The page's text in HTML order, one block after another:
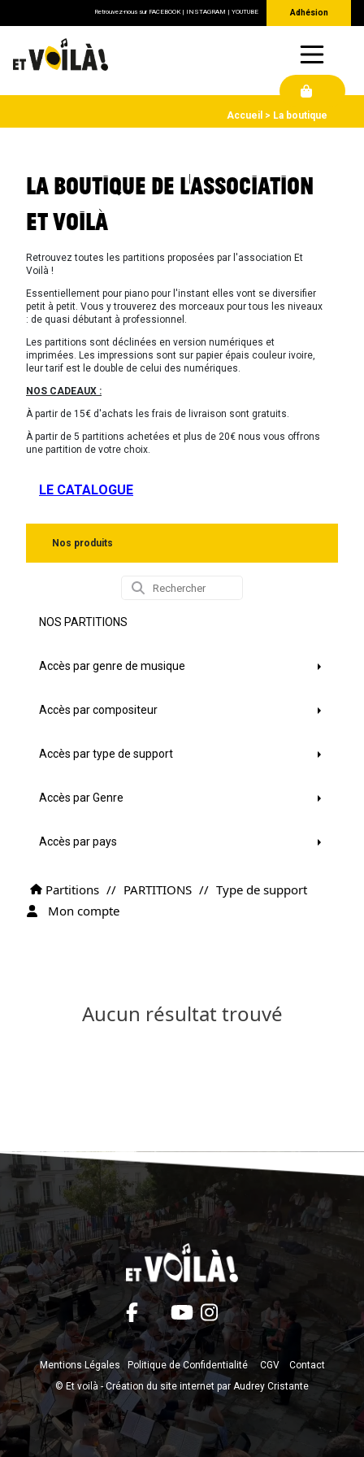
Retrouvez-nous sur FACEBOOK| INSTAGRAM | YOUTUBE Adhésion
Accueil La boutique
LA BOUTIQUE DE L'ASSOCIATION
ET VOILÀ
Retrouvez toutes les partitions proposées par l'association Et
Voilà !
Essentiellement pour piano pour l'instant elles vont se diversifier
petit à petit. Vous y trouverez des morceaux pour tous les niveaux
: de quasi débutant à professionnel.
Les partitions sont déclinées en version numériques et
imprimées. Les impressions sont sur papier épais couleur ivoire,
leur tarif est le double de celui des numériques.
NOS CADEAUX :
À partir de 15€ d'achats les frais de livraison sont gratuits.
À partir de 5 partitions achetées et plus de 20€ nous vous offrons
une partition de votre choix.
LE CATALOGUE
Nos produits
NOS PARTITIONS
Accès par genre de musique
Accès par compositeur
Accès par type de support
Accès par Genre
Accès par pays
Partitions // PARTITIONS // Type de support
Mon compte
Aucun résultat trouvé
Mentions Légales Politique de Confidentialité CGV
Contact
© Et voilà -Création du site internet par Audrey Cristante